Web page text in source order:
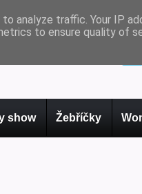
show Žebříčky
analyze traffic. Your IP
to ensure quality of